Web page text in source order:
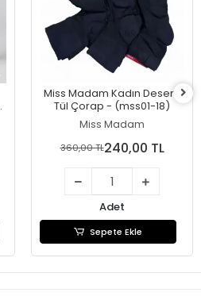
Miss Madam Kadın Desenli
Tül Çorap - (mss01-18)
Miss Madam
360,00 TL240,00 TL
Adet
Sepete Ekle